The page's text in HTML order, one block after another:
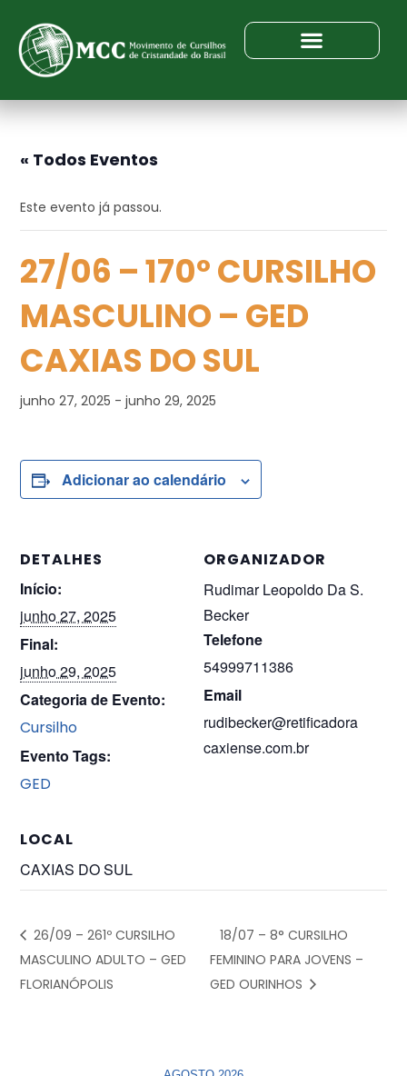
« Todos Eventos
Este evento já passou.
27/06 – 170º CURSILHO
MASCULINO – GED
CAXIAS DO SUL
junho 27, 2025 -junho 29, 2025
Adicionar ao calendário
DETALHES
Início:
junho 27, 2025
Final:
junho 29, 2025
Categoria de Evento:
Cursilho
Evento Tags:
GED
ORGANIZADOR
Rudimar Leopoldo Da S.
Becker
Telefone
54999711386
Email
rudibecker@retificadora
caxiense.com.br
LOCAL
CAXIAS DO SUL
26/09 – 261º CURSILHO
MASCULINO ADULTO – GED
FLORIANÓPOLIS
18/07 – 8° CURSILHO
FEMININO PARA JOVENS –
GED OURINHOS